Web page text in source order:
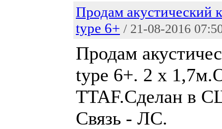
Продам акустический
type 6+ / 21-08-2016
Продам
type 6+. 2 х
TTAF.Сделан в
Связь - ЛС.